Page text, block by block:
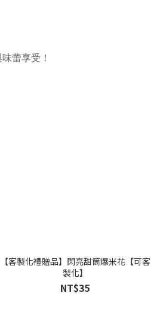
蕾享受！
【客製化禮贈品】閃亮甜筒爆米花【可客
製化】
NT$35